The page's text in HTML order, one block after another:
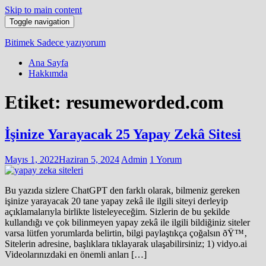
Skip to main content
Toggle navigation
Bitimek Sadece yazıyorum
Ana Sayfa
Hakkımda
Etiket: resumeworded.com
İşinize Yarayacak 25 Yapay Zekâ Sitesi
Mayıs 1, 2022Haziran 5, 2024 Admin 1 Yorum
Bu yazıda sizlere ChatGPT den farklı olarak, bilmeniz gereken
işinize yarayacak 20 tane yapay zekâ ile ilgili siteyi derleyip
açıklamalarıyla birlikte listeleyeceğim. Sizlerin de bu şekilde
kullandığı ve çok bilinmeyen yapay zekâ ile ilgili bildiğiniz siteler
varsa lütfen yorumlarda belirtin, bilgi paylaştıkça çoğalsın ðŸ™‚
Sitelerin adresine, başlıklara tıklayarak ulaşabilirsiniz; 1) vidyo.ai
Videolarınızdaki en önemli anları […]